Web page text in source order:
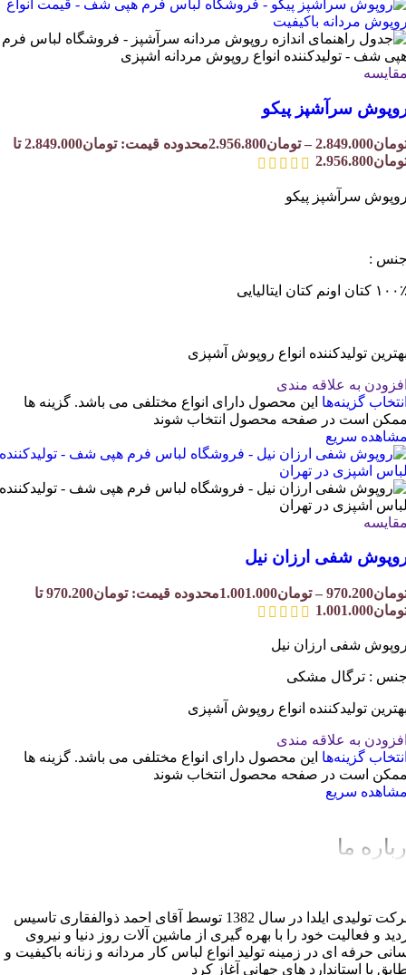
سرآشپز پیکو
2.849.000
– تومان2.956.800
محدوده قیمت: تومان2.849.000 تا
سرآشپز پیکو
:
کتان اونم کتان ایتالیایی
تولیدکننده انواع روپوش آشپزی
به علاقه مندی
گزینه‌ها این محصول دارای انواع مختلفی می باشد. گزینه ها
است در صفحه محصول انتخاب شوند
سریع
شفی ارزان نیل
970.200
– تومان1.001.000
محدوده قیمت: تومان970.200 تا
شفی ارزان نیل
: ترگال مشکی
تولیدکننده انواع روپوش آشپزی
به علاقه مندی
گزینه‌ها این محصول دارای انواع مختلفی می باشد. گزینه ها
است در صفحه محصول انتخاب شوند
سریع
ما
شرکت تولیدی ایلدا در سال 1382 توسط آقای احمد ذوالفقاری تاسیس
و فعالیت خود را با بهره گیری از ماشین آلات روز دنیا و نیروی
حرفه ای در زمینه تولید انواع لباس کار مردانه و زنانه باکیفیت و
با استاندارد های جهانی آغاز کرد